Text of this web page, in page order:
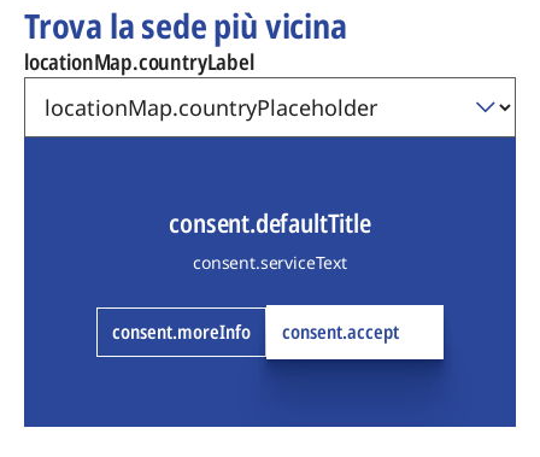
Trova la sede più vicina
locationMap.countryLabel
consent.defaultTitle
consent.serviceText
consent.moreInfo consent.accept